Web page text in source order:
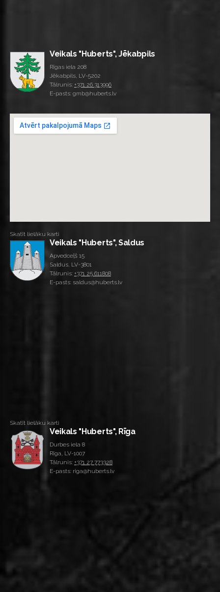
Veikals "Huberts", Jēkabpils
Rīgas iela 208
Jēkabpils, LV-5202
Tālrunis: +371 26 313996
E-pasts: gmb@huberts.lv
Skatīt lielāku karti
Veikals "Huberts", Saldus
Apvedceļš 15
Saldus, LV-3801
Tālrunis: +371 25 611808
E-pasts: saldus@huberts.lv
Skatīt lielāku karti
Veikals "Huberts", Rīga
Durbes iela 8
Rīga, LV-1007
Tālrunis: +371 27 773328
E-pasts: riga@huberts.lv